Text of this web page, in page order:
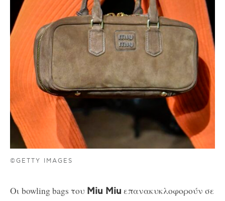
©GETTY IMAGES
Οι bowling bags του Miu Miu επανακυκλοφορούν σε